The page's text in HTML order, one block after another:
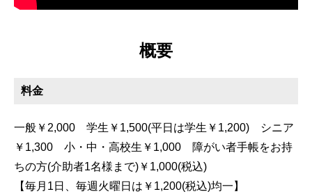
概要
料金
一般￥2,000 学生￥1,500(平日は学生￥1,200) シニア
￥1,300 小・中・高校生￥1,000 障がい者手帳をお持
ちの方(介助者1名様まで)￥1,000(税込)
【毎月1日、毎週火曜日は￥1,200(税込)均一】